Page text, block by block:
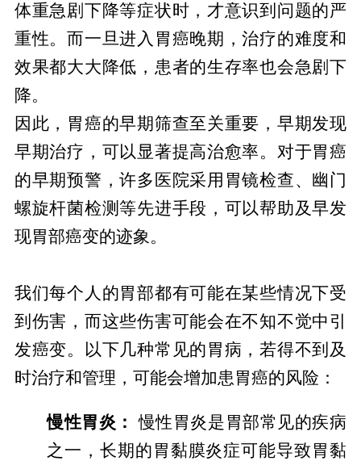
体重急剧下降等症状时，才意识到问题的严
重性。而一旦进入胃癌晚期，治疗的难度和
效果都大大降低，患者的生存率也会急剧下
降。
因此，胃癌的早期筛查至关重要，早期发现
早期治疗，可以显著提高治愈率。对于胃癌
的早期预警，许多医院采用胃镜检查、幽门
螺旋杆菌检测等先进手段，可以帮助及早发
现胃部癌变的迹象。
我们每个人的胃部都有可能在某些情况下受
到伤害，而这些伤害可能会在不知不觉中引
发癌变。以下几种常见的胃病，若得不到及
时治疗和管理，可能会增加患胃癌的风险：
慢性胃炎：
慢性胃炎是胃部常见的疾病
之一，长期的胃黏膜炎症可能导致胃黏